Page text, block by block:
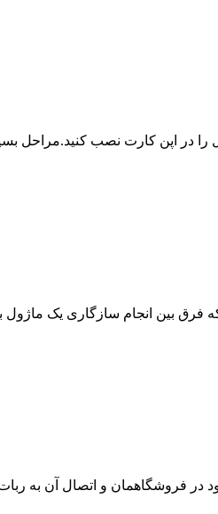
بین انجام سازگاری یک
و اتصال آن به ربات و